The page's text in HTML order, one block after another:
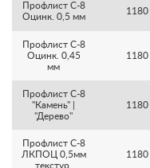
Профлист С-8
Оцинк. 0,5 мм
1180
Профлист С-8
Оцинк. 0,45
мм
1180
Профлист С-8
"Камень" |
"Дерево"
1180
Профлист С-8
ЛКПОЦ 0,5мм
текстур.
1180